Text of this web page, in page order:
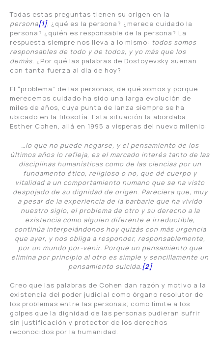
Todas estas preguntas tienen su origen en la
persona[1], ¿qué es la persona? ¿merece cuidado la
persona? ¿quién es responsable de la persona? La
respuesta siempre nos lleva a lo mismo: todos somos
responsables de todo y de todos, y yo más que los
demás. ¿Por qué las palabras de Dostoyevsky suenan
con tanta fuerza al día de hoy?
El “problema” de las personas, de qué somos y porque
merecemos cuidado ha sido una larga evolución de
miles de años, cuya punta de lanza siempre se ha
ubicado en la filosofía. Esta situación la abordaba
Esther Cohen, allá en 1995 a vísperas del nuevo milenio:
…lo que no puede negarse, y el pensamiento de los
últimos años lo refleja, es el marcado interés tanto de las
disciplinas humanísticas como de las ciencias por un
fundamento ético, religioso o no, que dé cuerpo y
vitalidad a un comportamiento humano que se ha visto
despojado de su dignidad de origen. Pareciera que, muy
a pesar de la experiencia de la barbarie que ha vivido
nuestro siglo, el problema de otro y su derecho a la
existencia como alguien diferente e irreductible,
continúa interpelándonos hoy quizás con más urgencia
que ayer, y nos obliga a responder, responsablemente,
por un mundo por-venir. Porque un pensamiento que
elimina por principio al otro es simple y sencillamente un
pensamiento suicida. [2]
Creo que las palabras de Cohen dan razón y motivo a la
existencia del poder judicial como órgano resolutor de
los problemas entre las personas; como límite a los
golpes que la dignidad de las personas pudieran sufrir
sin justificación y protector de los derechos
reconocidos por la humanidad.